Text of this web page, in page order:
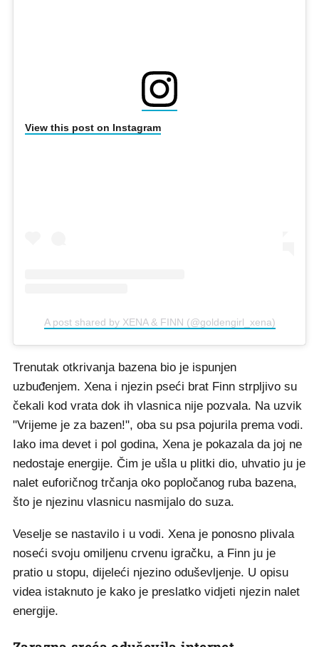
View this post on Instagram
A post shared by XENA & FINN (@goldengirl_xena)
Trenutak otkrivanja bazena bio je ispunjen
uzbuđenjem. Xena i njezin pseći brat Finn strpljivo su
čekali kod vrata dok ih vlasnica nije pozvala. Na uzvik
"Vrijeme je za bazen!", oba su psa pojurila prema vodi.
Iako ima devet i pol godina, Xena je pokazala da joj ne
nedostaje energije. Čim je ušla u plitki dio, uhvatio ju je
nalet euforičnog trčanja oko popločanog ruba bazena,
što je njezinu vlasnicu nasmijalo do suza.
Veselje se nastavilo i u vodi. Xena je ponosno plivala
noseći svoju omiljenu crvenu igračku, a Finn ju je
pratio u stopu, dijeleći njezino oduševljenje. U opisu
videa istaknuto je kako je preslatko vidjeti njezin nalet
energije.